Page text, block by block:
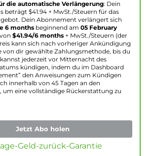
die automatische Verlängerung: Dein
beträgt $41.94 + MwSt./Steuern für das
Dein Abonnement verlängert sich
6 months beginnend am 05 February
$41.94/6 months + MwSt./Steuern (der
kann sich nach vorheriger Ankündigung
von dir gewählte Zahlungsmethode, bis du
jederzeit vor Mitternacht des
kündigen, indem du im Dashboard
den Anweisungen zum Kündigen
innerhalb von 45 Tagen an den
um eine vollständige Rückerstattung zu
Jetzt Abo holen
Geld-zurück-Garantie